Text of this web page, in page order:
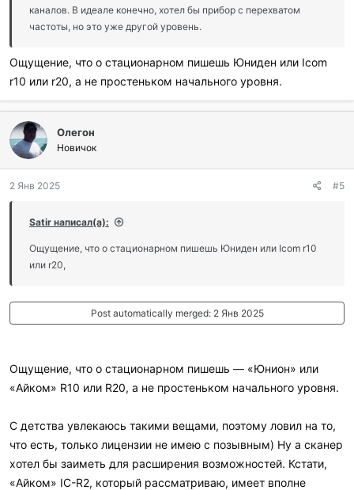
каналов. В идеале конечно, хотел бы прибор с перехватом
частоты, но это уже другой уровень.
Ощущение, что о стационарном пишешь Юниден или Icom
r10 или r20, а не простеньком начального уровня.
Олегон
Новичок
2 Янв 2025 #5
Satir написал(а):
Ощущение, что о стационарном пишешь Юниден или Icom r10
или r20,
Post automatically merged: 2 Янв 2025
Ощущение, что о стационарном пишешь — «Юнион» или
«Айком» R10 или R20, а не простеньком начального уровня.
С детства увлекаюсь такими вещами, поэтому ловил на то,
что есть, только лицензии не имею с позывным) Ну а сканер
хотел бы заиметь для расширения возможностей. Кстати,
«Айком» IC-R2, который рассматриваю, имеет вполне